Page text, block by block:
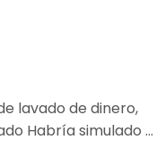
lavado de dinero,
Habría simulado ...